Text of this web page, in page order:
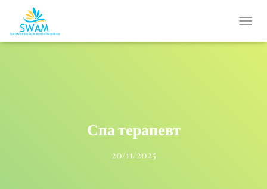
O
Спа терапевт
20/11/2025